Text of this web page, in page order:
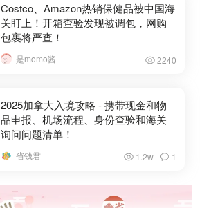
Costco、Amazon热销保健品被中国海
关盯上！开箱查验发现被调包，网购
包裹将严查！
是momo酱 2240
2025加拿大入境攻略 - 携带现金和物
品申报、机场流程、身份查验和海关
询问问题清单！
省钱君 1.2w 1